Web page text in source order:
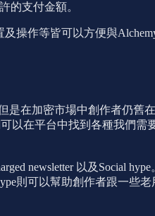
的支付金額。
操作等皆可以方便與
在加密市場中創作者仍舊
以在平台中找到各種我們
newsletter 以及Social
則可以幫助創作者跟一些